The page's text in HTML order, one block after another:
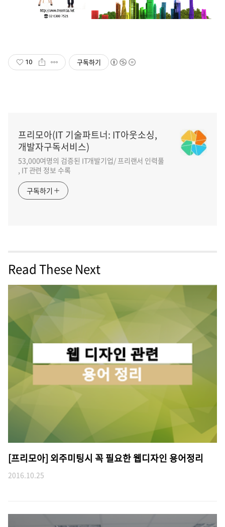
10 구독하기
프리모아(IT 기술파트너: IT아웃소싱,
개발자구독서비스)
53,000여명의 검증된 IT개발기업/ 프리랜서 인력풀
, IT 관련 정보 수록
구독하기
Read These Next
[프리모아] 외주미팅시 꼭 필요한 웹디자인 용어정리
2016.10.25